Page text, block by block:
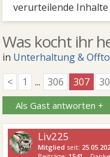
verurteilende
Was kocht ihr
in Unterhaltung &
<
1 ... 306 307
Als Gast antworten +
Liv225
Mitglied seit: